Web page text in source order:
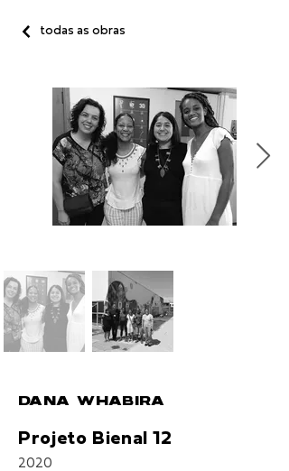
todas as obras
DANA WHABIRA
Projeto Bienal 12
2020